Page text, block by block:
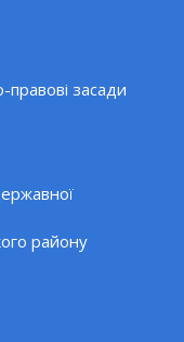
засади
району